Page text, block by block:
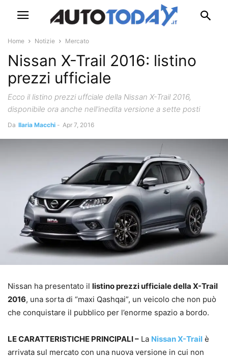
Home Notizie Mercato
Nissan X-Trail 2016: listino
prezzi ufficiale
Ecco il listino prezzi uffciale della Nissan X-Trail 2016,
disponibile ora anche nell'inedita versione a sette posti
Da Ilaria Macchi - Apr 7, 2016
Nissan ha presentato il listino prezzi ufficiale della X-Trail
2016, una sorta di “maxi Qashqai”, un veicolo che non può
che conquistare il pubblico per l’enorme spazio a bordo.
LE CARATTERISTICHE PRINCIPALI – La Nissan X-Trail è
arrivata sul mercato con una nuova versione in cui non